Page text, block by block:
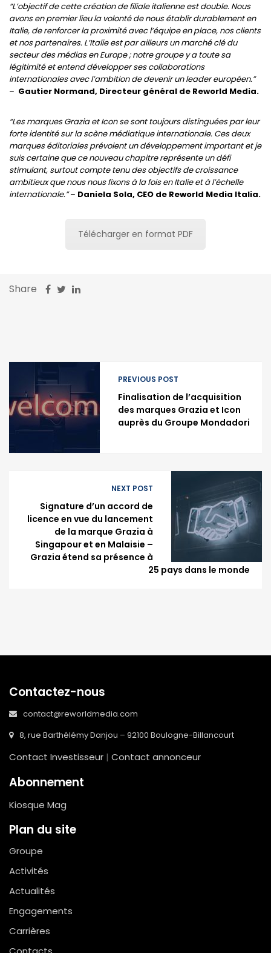
“L’objectif de cette création de filiale italienne est double. Nous
avons en premier lieu la volonté de nous établir durablement en
Italie, de renforcer la proximité avec l’équipe en place, nos clients
et nos partenaires. L’Italie est par ailleurs un marché clé du
secteur des médias en Europe ; notre groupe y a toute sa
légitimité et entend développer ses collaborations
internationales avec l’ambition de devenir un leader européen.”
– Gautier Normand, Directeur général de Reworld Media.
“Les marques Grazia et Icon se sont toujours distinguées par leur
forte identité sur la scène médiatique internationale. Ces deux
marques éditoriales prévoient un développement important et je
suis certaine que ce nouveau chapitre représente un défi
stimulant, surtout compte tenu des objectifs de croissance
ambitieux que nous nous fixons à la fois en Italie et à l’échelle
internationale.”– Daniela Sola, CEO de Reworld Media Italia.
Télécharger en format PDF
Share
PREVIOUS POST
Finalisation de l’acquisition
des marques Grazia et Icon
auprès du Groupe Mondadori
NEXT POST
Signature d’un accord de
licence en vue du lancement
de la marque Grazia à
Singapour et en Malaisie –
Grazia étend sa présence à
25 pays dans le monde
Contactez-nous
contact@reworldmedia.com
8, rue Barthélémy Danjou – 92100 Boulogne-Billancourt
Contact Investisseur | Contact annonceur
Abonnement
Kiosque Mag
Plan du site
Groupe
Activités
Actualités
Engagements
Carrières